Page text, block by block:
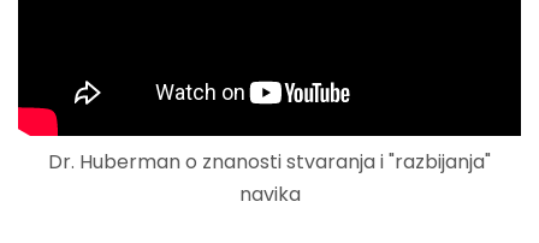
Dr. Huberman o znanosti stvaranja i "razbijanja"
navika